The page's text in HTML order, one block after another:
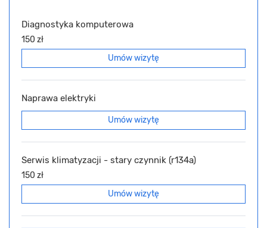
Diagnostyka komputerowa
150 zł
Umów wizytę
Naprawa elektryki
Umów wizytę
Serwis klimatyzacji - stary czynnik (r134a)
150 zł
Umów wizytę